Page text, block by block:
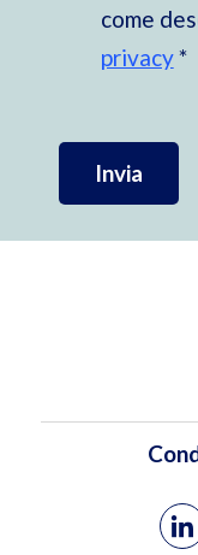
come
privacy*
Invia